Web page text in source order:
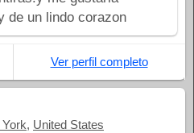
de un lindo corazon
Ver perfil completo
, United States